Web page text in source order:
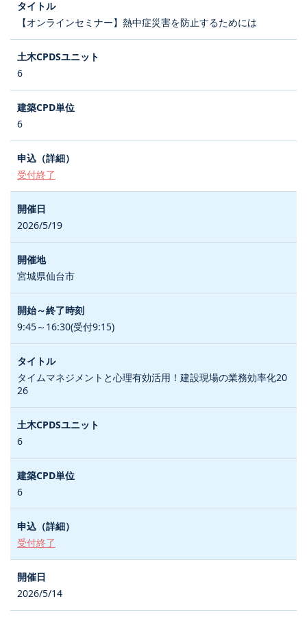
【オンラインセミナー】熱中症災害を防止するためには
6
6
受付終了
2026/5/19
宮城県仙台市
9:45～16:30(受付9:15)
タイムマネジメントと心理有効活用！建設現場の業務効率化20
26
6
6
受付終了
2026/5/14